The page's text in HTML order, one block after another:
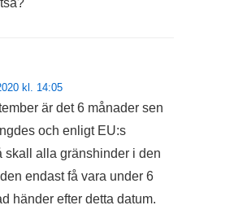
kl. 14:05
är det 6 månader sen
och enligt EU:s
skall alla gränshinder i den
endast få vara under 6
händer efter detta datum.